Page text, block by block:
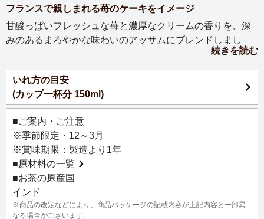
フランスで親しまれる苺のケーキをイメージ
甘酸っぱいフレッシュな苺と濃厚なクリームの香りを、深
みのあるまろやかな味わいのアッサムにブレンドしまし
た。フランスで親しまれている苺のケーキ「フレジエ」を
イメージした、ミルクティーにおすすめの紅茶です。
※5659 フレジエと 5650 オペラは、ルピシア会員様限定イ
ベント「ルピシア グラン・マルシェ」で限定販売していま
したが、大好評につき全国の店舗・通信販売での取り扱い
となりました。フレジエは、商品名を「ストロベリーショ
ートケーキ」から変更しています。
続きを読む
いれ方の目安
(カップ一杯分 150ml)
■ご案内・ご注意
※季節限定・12～3月
※賞味期限：製造より1年
■原材料の一覧
■お茶の原産国
インド
※商品の改定などにより、商品パッケージの記載内容が上記内容と一部異
なる場合がございます。